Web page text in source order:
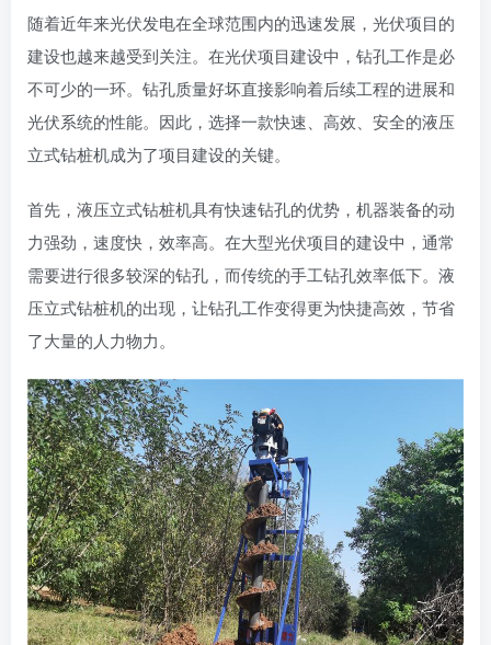
随着近年来光伏发电在全球范围内的迅速发展，光伏项目的
建设也越来越受到关注。在光伏项目建设中，钻孔工作是必
不可少的一环。钻孔质量好坏直接影响着后续工程的进展和
光伏系统的性能。因此，选择一款快速、高效、安全的液压
立式钻桩机成为了项目建设的关键。
首先，液压立式钻桩机具有快速钻孔的优势，机器装备的动
力强劲，速度快，效率高。在大型光伏项目的建设中，通常
需要进行很多较深的钻孔，而传统的手工钻孔效率低下。液
压立式钻桩机的出现，让钻孔工作变得更为快捷高效，节省
了大量的人力物力。